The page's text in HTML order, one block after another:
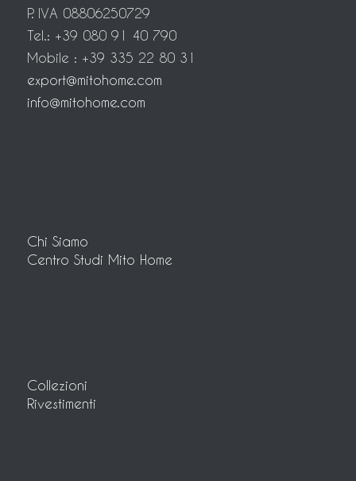
P. IVA 08806250729
Tel.: +39 080 91 40 790
Mobile : +39 335 22 80 31
export@mitohome.com
info@mitohome.com
Chi Siamo
Centro Studi Mito Home
Collezioni
Rivestimenti